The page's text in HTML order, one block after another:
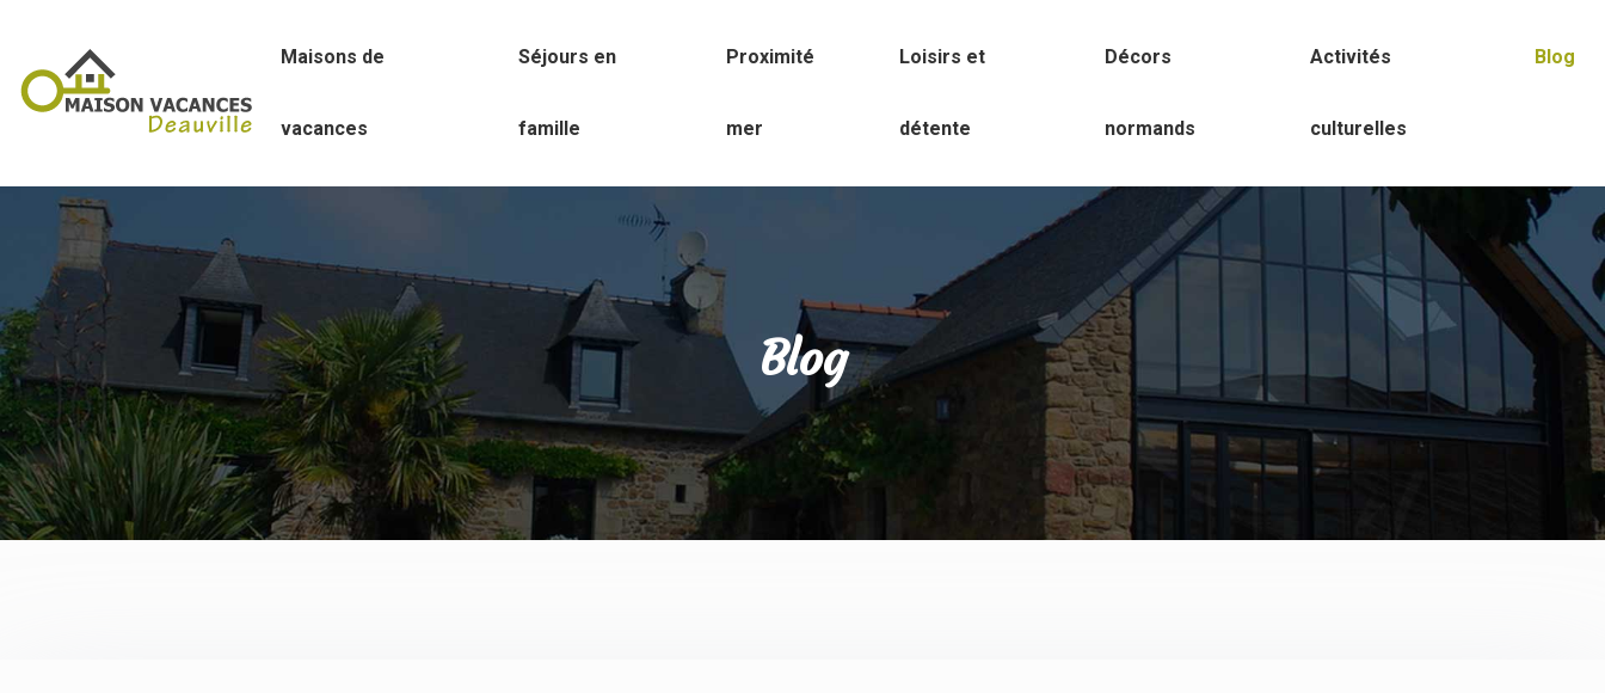
Maisons de
vacances
Séjours en
famille
Proximité
mer
Loisirs et
détente
Décors
normands
Activités
culturelles
Blog
Blog